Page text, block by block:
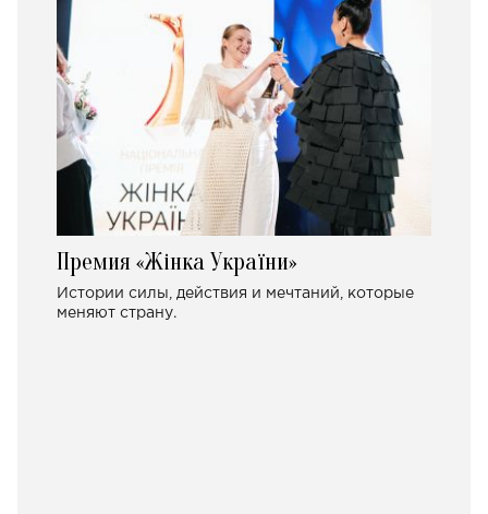
Премия «Жінка України»
Истории силы, действия и мечтаний, которые
меняют страну.